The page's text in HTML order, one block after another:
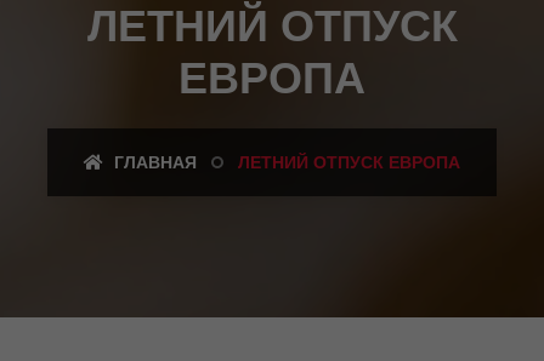
ЛЕТНИЙ ОТПУСК
ЕВРОПА
ГЛАВНАЯ ЛЕТНИЙ ОТПУСК ЕВРОПА